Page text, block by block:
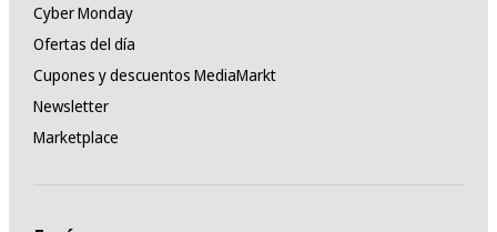
Cyber Monday
Ofertas del día
Cupones y descuentos MediaMarkt
Newsletter
Marketplace